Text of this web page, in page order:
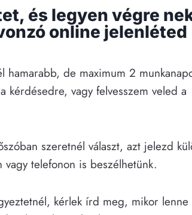
és legyen végre
online jelenléted
hamarabb, de maximum 2
kérdésedre, vagy felvesszem veled a
szeretnél választ, azt jelezd
vagy telefonon is beszélhetünk.
kérlek írd meg, mikor lenne